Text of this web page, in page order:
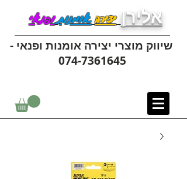
אלירן יצירהאומנותופנאי
שיווק מוצרי יצירה אומנות ופנאי -
074-7361645